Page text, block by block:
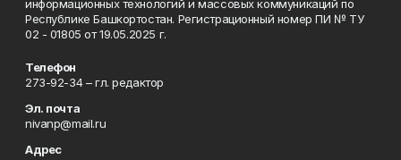
информационных технологий и массовых коммуникаций по
Республике Башкортостан. Регистрационный номер ПИ № ТУ
02 - 01805 от 19.05.2025 г.
Телефон
273-92-34 – гл. редактор
Эл. почта
nivanp@mail.ru
Адрес